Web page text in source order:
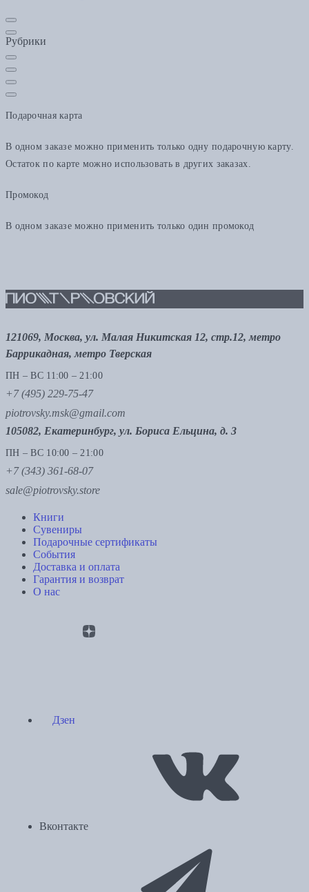
Рубрики
Подарочная карта
В одном заказе можно применить только одну подарочную карту.
Остаток по карте можно использовать в других заказах.
Промокод
В одном заказе можно применить только один промокод
121069, Москва, ул. Малая Никитская 12, стр.12, метро
Баррикадная, метро Тверская
ПН – ВС 11:00 – 21:00
+7 (495) 229-75-47
piotrovsky.msk@gmail.com
105082, Екатеринбург, ул. Бориса Ельцина, д. 3
ПН – ВС 10:00 – 21:00
+7 (343) 361-68-07
sale@piotrovsky.store
Книги
Сувениры
Подарочные сертификаты
События
Доставка и оплата
Гарантия и возврат
О нас
Дзен
Вконтакте